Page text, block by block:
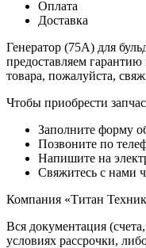
Оплата
Доставка
Генератор (75А) для
предоставляем
товара, пожалуйста,
Чтобы приобрести
Заполните форму
Позвоните по
Напишите на
Свяжитесь с нами
Компания «Титан
Вся документация
условиях рассрочки,